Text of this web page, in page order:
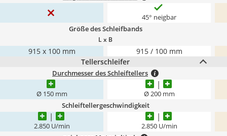
45° neigbar
Größe des Schleifbands
L x B
915 x 100 mm
915 / 100 mm
Tellerschleifer
Durchmesser des Schleiftellers
Ø 150 mm Ø 200 mm
Schleiftellergeschwindigkeit
2.850 U/min 2.850 U/min